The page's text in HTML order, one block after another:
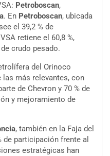
Petroboscan,
. En Petroboscan, ubicada
el 39,2 % de
retiene el 60,8 %,
crudo pesado.
del Orinoco
las más relevantes, con
de Chevron y 70 % de
y mejoramiento de
, también en la Faja del
de participación frente al
estratégicas han